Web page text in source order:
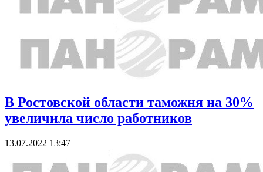
В Ростовской области таможня на 30%
увеличила число работников
13.07.2022 13:47